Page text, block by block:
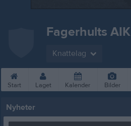
Fagerhults AIK
Knattelag
Start Laget Kalender Bilder
Nyheter